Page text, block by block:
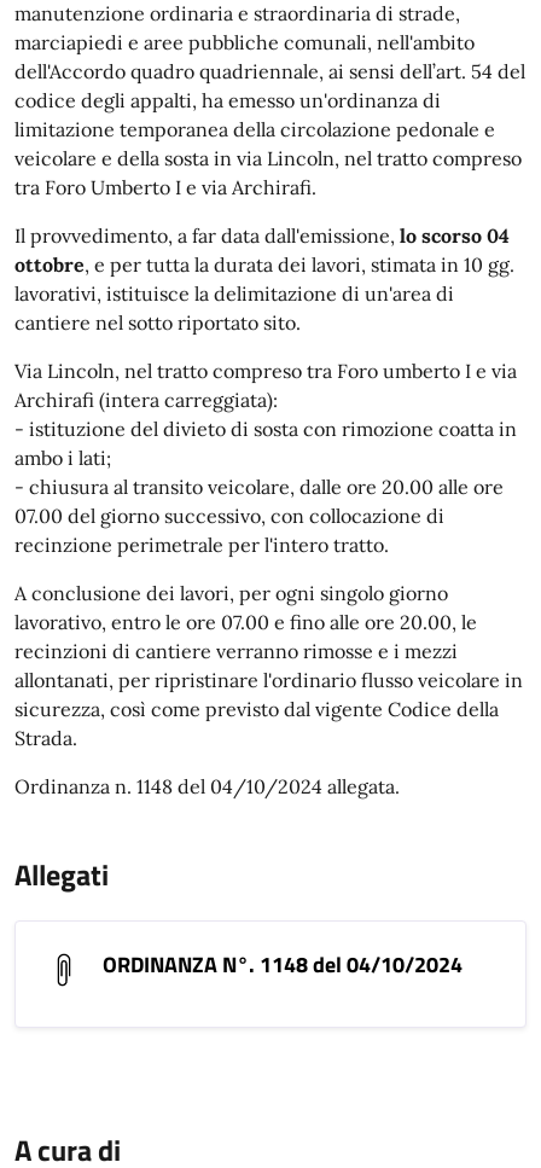
manutenzione ordinaria e straordinaria di strade,
marciapiedi e aree pubbliche comunali, nell'ambito
dell'Accordo quadro quadriennale, ai sensi dell’art. 54 del
codice degli appalti, ha emesso un'ordinanza di
limitazione temporanea della circolazione pedonale e
veicolare e della sosta in via Lincoln, nel tratto compreso
tra Foro Umberto I e via Archirafi.
Il provvedimento, a far data dall'emissione, lo scorso 04
ottobre, e per tutta la durata dei lavori, stimata in 10 gg.
lavorativi, istituisce la delimitazione di un'area di
cantiere nel sotto riportato sito.
Via Lincoln, nel tratto compreso tra Foro umberto I e via
Archirafi (intera carreggiata):
- istituzione del divieto di sosta con rimozione coatta in
ambo i lati;
- chiusura al transito veicolare, dalle ore 20.00 alle ore
07.00 del giorno successivo, con collocazione di
recinzione perimetrale per l'intero tratto.
A conclusione dei lavori, per ogni singolo giorno
lavorativo, entro le ore 07.00 e fino alle ore 20.00, le
recinzioni di cantiere verranno rimosse e i mezzi
allontanati, per ripristinare l'ordinario flusso veicolare in
sicurezza, così come previsto dal vigente Codice della
Strada.
Ordinanza n. 1148 del 04/10/2024 allegata.
Allegati
ORDINANZA N°. 1148 del 04/10/2024
A cura di